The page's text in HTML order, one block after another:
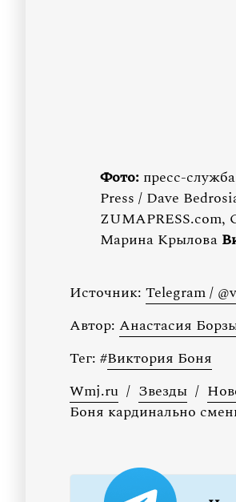
Фото:пресс-
Press / Dave
ZUMAPRESS.com,
Марина Крылова
Источник: Telegram /
Автор: Анастасия
Тег: #Виктория Боня
Wmj.ru / Звезды /
Боня кардинально